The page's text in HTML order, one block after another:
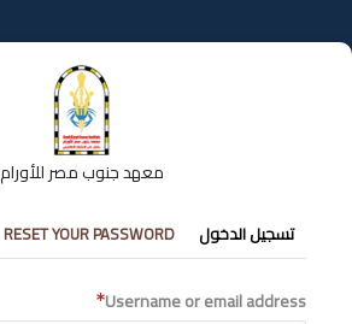
إلى
المحتوى
معهد جنوب مصر للأورام
التبويبات
الأساسية
تسجيل الدخول RESET YOUR PASSWORD
Username or email address